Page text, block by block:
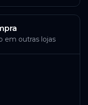
em outras lojas